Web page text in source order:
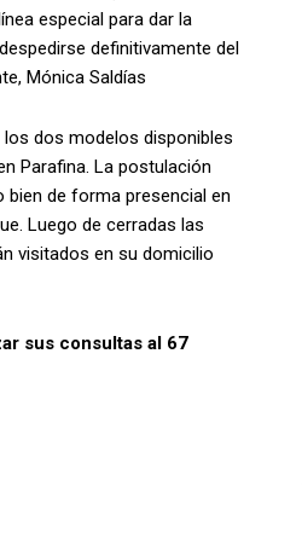
especial para dar la
definitivamente del
Mónica Saldías
dos modelos disponibles
Parafina. La postulación
bien de forma presencial en
Luego de cerradas las
visitados en su domicilio
sus consultas al 67